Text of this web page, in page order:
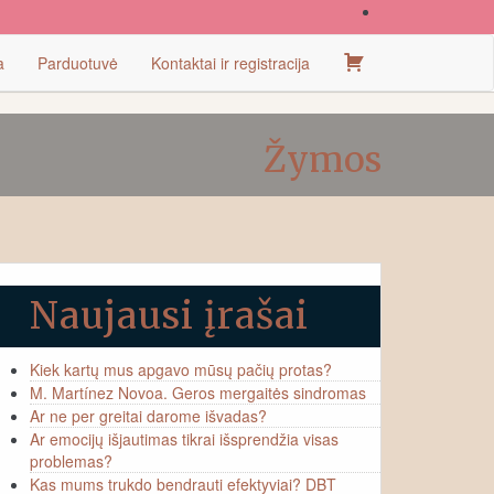
Parduotuvė Kontaktai ir registracija
Žymos
Naujausi įrašai
Kiek kartų mus apgavo mūsų pačių protas?
M. Martínez Novoa. Geros mergaitės sindromas
Ar ne per greitai darome išvadas?
Ar emocijų išjautimas tikrai išsprendžia visas
problemas?
Kas mums trukdo bendrauti efektyviai? DBT